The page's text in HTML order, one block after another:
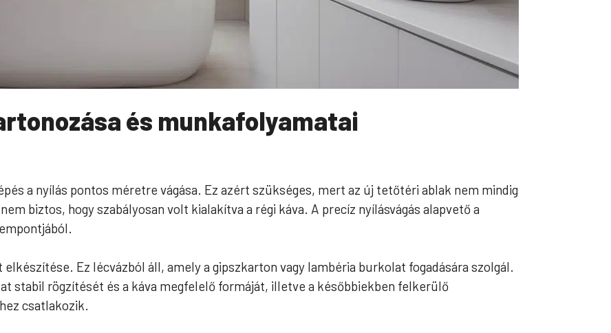
és munkafolyamatai
a nyílás pontos méretre vágása. Ez azért szükséges, mert az új tetőtéri ablak nem mindig
biztos, hogy szabályosan volt kialakítva a régi káva. A precíz nyílásvágás alapvető a
Ez lécvázból áll, amely a gipszkarton vagy lambéria burkolat fogadására szolgál.
stabil rögzítését és a káva megfelelő formáját, illetve a későbbiekben felkerülő
csatlakozik.